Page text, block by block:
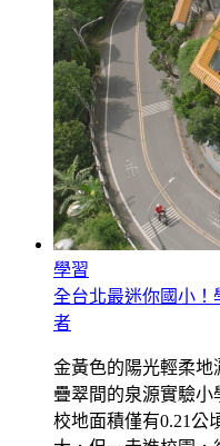
學習
全台北最迷你國小！
者
金黃色的陽光輕柔地
疊翠間的泉源實驗小
校地面積僅有0.21公